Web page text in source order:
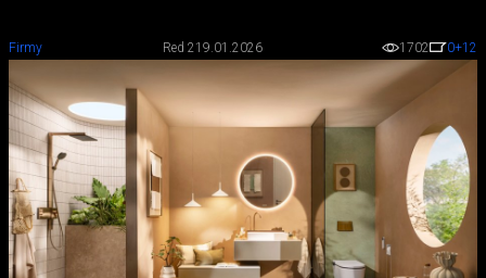
Firmy Red 219.01.2026 1702 0+12